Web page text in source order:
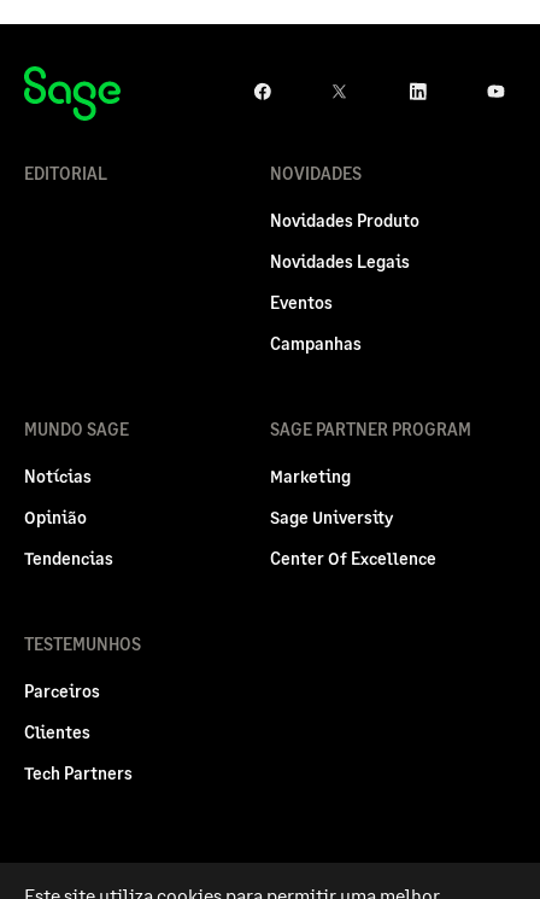
EDITORIAL NOVIDADES
Novidades Produto
Novidades Legais
Eventos
Campanhas
MUNDO SAGE
Notícias
Opinião
Tendencias
SAGE PARTNER PROGRAM
Marketing
Sage University
Center Of Excellence
TESTEMUNHOS
Parceiros
Clientes
Tech Partners
Politica legal Privacidade e Cookies